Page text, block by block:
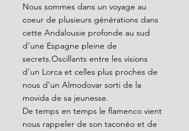
Nous sommes dans un voyage au
coeur de plusieurs générations dans
cette Andalousie profonde au sud
d’une Espagne pleine de
secrets.Oscillants entre les visions
d’un Lorca et celles plus proches de
nous d’un Almodovar sorti de la
movida de sa jeunesse.
De temps en temps le flamenco vient
nous rappeler de son taconéo et de